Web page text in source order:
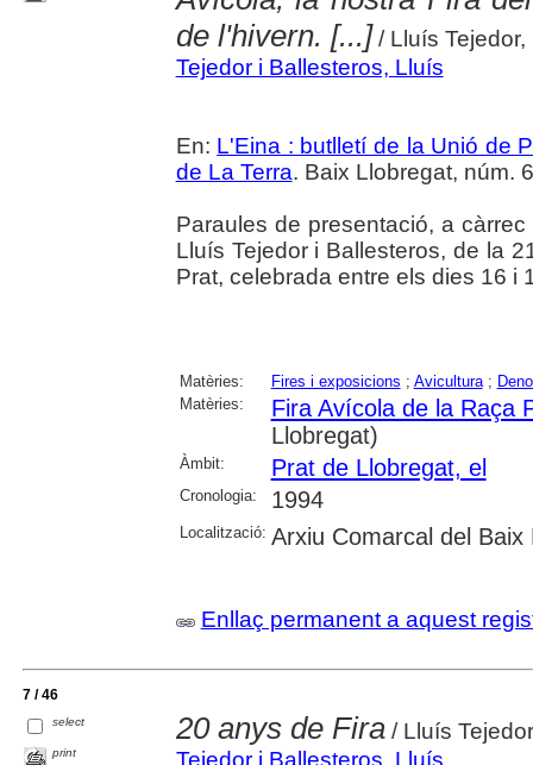
de l'hivern. [...]/ Lluís Tejedor,
Tejedor i Ballesteros, Lluís
En: L'Eina : butlletí de la Unió de
de La Terra. Baix Llobregat, núm.
Paraules de presentació, a
Lluís Tejedor i Ballesteros, de la
Prat, celebrada entre els dies 16 i
Matèries: Fires i exposicions ; Avicultura;
Matèries:
Fira Avícola de la Raça
Llobregat)
Àmbit: Prat de Llobregat, el
Cronologia: 1994
Localització: Arxiu Comarcal del Baix
Enllaç permanent a aquest
7 / 46
select
print
20 anys de Fira/ Lluís
Tejedor i Ballesteros, Lluís